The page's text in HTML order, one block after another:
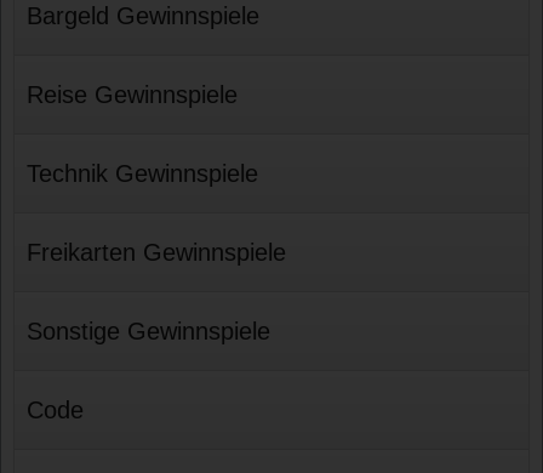
Bargeld Gewinnspiele
Reise Gewinnspiele
Technik Gewinnspiele
Freikarten Gewinnspiele
Sonstige Gewinnspiele
Code